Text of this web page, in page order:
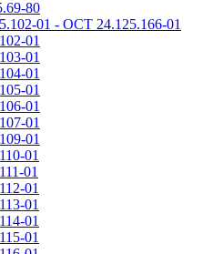
80
01 - ОСТ 24.125.166-01
01
01
01
01
01
01
01
01
01
01
01
01
01